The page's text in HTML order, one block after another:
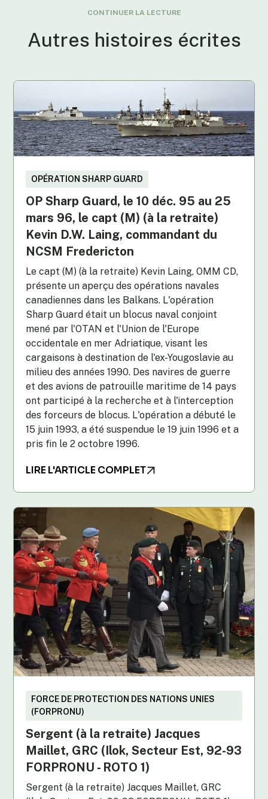
CONTINUER LA LECTURE
Autres histoires écrites
OPÉRATION SHARP GUARD
OP Sharp Guard, le 10 déc. 95 au 25
mars 96, le capt (M) (à la retraite)
Kevin D.W. Laing, commandant du
NCSM Fredericton
Le capt (M) (à la retraite) Kevin Laing, OMM CD,
présente un aperçu des opérations navales
canadiennes dans les Balkans. L'opération
Sharp Guard était un blocus naval conjoint
mené par l'OTAN et l'Union de l'Europe
occidentale en mer Adriatique, visant les
cargaisons à destination de l'ex-Yougoslavie au
milieu des années 1990. Des navires de guerre
et des avions de patrouille maritime de 14 pays
ont participé à la recherche et à l'interception
des forceurs de blocus. L'opération a débuté le
15 juin 1993, a été suspendue le 19 juin 1996 et a
pris fin le 2 octobre 1996.
LIRE L'ARTICLE COMPLET
FORCE DE PROTECTION DES NATIONS UNIES
(FORPRONU)
Sergent (à la retraite) Jacques
Maillet, GRC (Ilok, Secteur Est, 92-93
FORPRONU - ROTO 1)
Sergent (à la retraite) Jacques Maillet, GRC